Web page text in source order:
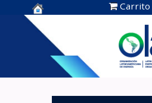
Centro de
Documentación
OLADE -
Carrito